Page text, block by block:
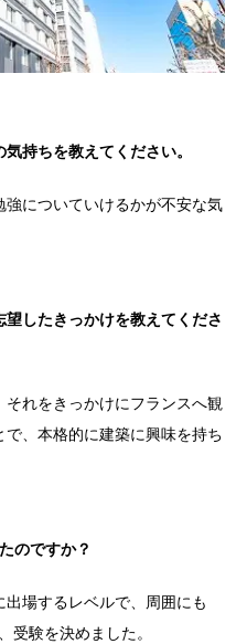
持ちを教えてください。
についていけるかが不安な気
したきっかけを教えてくださ
れをきっかけにフランスへ観
、本格的に建築に興味を持ち
のですか？
場するレベルで、周囲にも
受験を決めました。